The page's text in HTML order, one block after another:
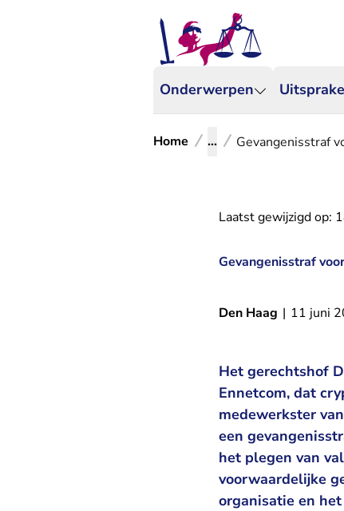
Onderwerpen
Home ... Gevangenisstraf
Laatst gewijzigd op:
Gevangenisstraf
Den Haag | 11 juni
Het gerechtshof
Ennetcom, dat
medewerkster
een
het plegen van
voorwaardelijke
organisatie en